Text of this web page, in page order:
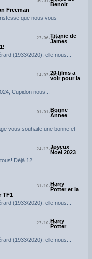
09/01/2025
Benoit
Freeman
que nous vous
23/06/2024Titanic de
James
(1933/2020), elle nous...
14/02/202420 films a
voir pour la
Cupidon nous...
01/01/2024
Bonne
Annee
vous souhaite une bonne et
24/12/2023
Joyeux
Noel 2023
Déjà 12...
31/10/2023
Harry
Potter et la
TF1
(1933/2020), elle nous...
23/10/2023
Harry
Potter
(1933/2020), elle nous...